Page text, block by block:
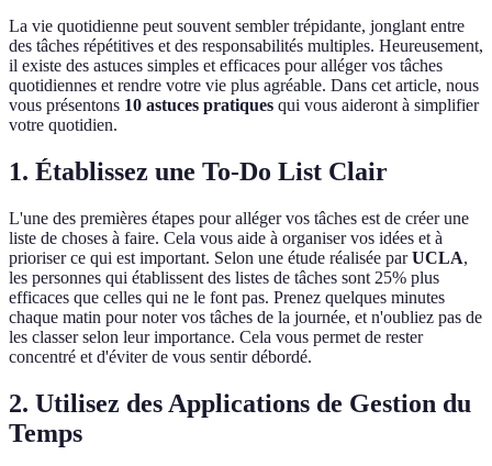
La vie quotidienne peut souvent sembler trépidante, jonglant entre
des tâches répétitives et des responsabilités multiples. Heureusement,
il existe des astuces simples et efficaces pour alléger vos tâches
quotidiennes et rendre votre vie plus agréable. Dans cet article, nous
vous présentons 10 astuces pratiques qui vous aideront à simplifier
votre quotidien.
1. Établissez une To-Do List Clair
L'une des premières étapes pour alléger vos tâches est de créer une
liste de choses à faire. Cela vous aide à organiser vos idées et à
prioriser ce qui est important. Selon une étude réalisée parUCLA,
les personnes qui établissent des listes de tâches sont 25% plus
efficaces que celles qui ne le font pas. Prenez quelques minutes
chaque matin pour noter vos tâches de la journée, et n'oubliez pas de
les classer selon leur importance. Cela vous permet de rester
concentré et d'éviter de vous sentir débordé.
2. Utilisez des Applications de Gestion du
Temps